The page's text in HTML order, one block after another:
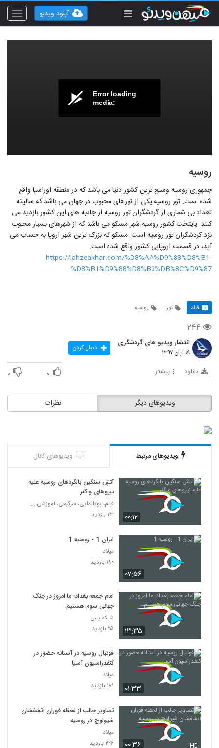
Toggle
آپلود ویدیو
Error loading
media:
روسیه
جمهوری روسیه وسیع ترین کشور دنیا می باشد که در منطقه اوراسیا واقع
شده است. تور روسیه یکی از تورهای محبوب در جهان می باشد که سالیانه
تعداد بی شماری از گردشگران تور روسیه از جاذبه های این کشور بازدید می
کنند. پایتخت کشور روسیه شهر مسکو می باشد که از شهرهای بسیار محبوب
نزد گردشگران تور روسیه است. مسکو که بزرگ ترین شهر اروپا به حساب می
آید، در قسمت اروپایی کشور واقع شده است.
https://lahzeakhar.com/%D8%AA%D9%88%D8%B1-
%D8%B1%D9%88%D8%B3%DB%8C%D9%87
فیلم تور روسیه
۲۴۴
انتشار ویدیو های گردشگری
۰۹ آبان ۱۳۹۷ دنبال کردن
دانلود بیشتر ۰ ۰
نظرات ویدیوهای دیگر
ویدیوهای مرتبط ویدیوهای کانال
۰۰:۱۲
آتشِ سنگین بالگردهای روسیه علیه
نیروهای واگنر
فیلم، پویانمایی، سرگرمی، آموزشی،....
۲۳ بازدید
۰۷:۵۶
ایران 1 - روسیه 1
میلاد
۱۸۰ بازدید
۱۳:۳۵
امام جمعه بغداد: ما امروز در جنگ
جهانی سوم هستیم.
شبكة يس
۲۵ بازدید
۰۱:۳۳
فوتبال روسیه در آستانه حضور در
کنفدراسیون آسیا
میلاد
۱۸۱ بازدید
۰۰:۳۶ HD
تصاویر جالب از لحظه فوران آتشفشان
شیولوچ در روسیه
میلاد
۲۲۶ بازدید